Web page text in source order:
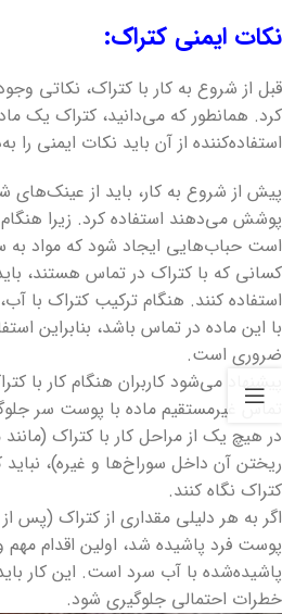
نکات ایمنی کتراک:
قبل از شروع به کار با کتراک، نکاتی
کرد. همانطور که می‌دانید، کتراک یک
استفاده‌کننده از آن باید نکات ایمنی را
پیش از شروع به کار، باید از
پوشش می‌دهند استفاده کرد. زیرا
است حباب‌هایی ایجاد شود که مواد
کسانی که با کتراک در تماس هستند،
استفاده کنند. هنگام ترکیب کتراک با
با این ماده در تماس باشد، بنابراین
ضروری است.
پیشنهاد می‌شود کاربران هنگام کار با
تماس غیرمستقیم ماده با پوست سر
در هیچ یک از مراحل کار با کتراک
ریختن آن داخل سوراخ‌ها و غیره)، نباید
کتراک نگاه کنند.
اگر به هر دلیلی مقداری از کتراک (پس
پوست فرد پاشیده شد، اولین اقدام
پاشیده‌شده با آب سرد است. این کار
خطرات احتمالی جلوگیری شود.